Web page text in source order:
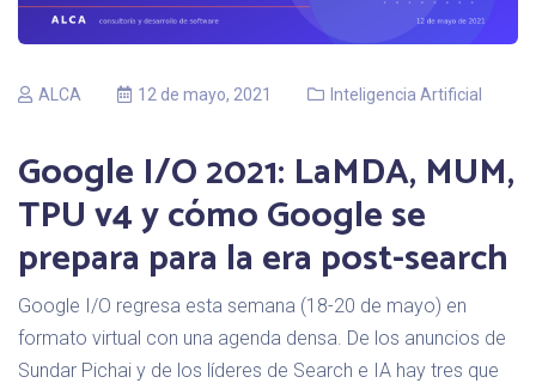
ALCA 12 de mayo, 2021 Inteligencia Artificial
Google I/O 2021: LaMDA, MUM,
TPU v4 y cómo Google se
prepara para la era post-search
Google I/O regresa esta semana (18-20 de mayo) en
formato virtual con una agenda densa. De los anuncios de
Sundar Pichai y de los líderes de Search e IA hay tres que